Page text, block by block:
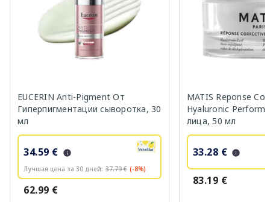
EUCERIN Anti-Pigment От
Гиперпигментации сыворотка, 30
мл
34.59 €
Лучшая цена за 30 дней: 37.79 € (-8%)
62.99 €
MATIS Reponse
Hyaluronic
лица, 50 мл
33.28 €
83.19 €